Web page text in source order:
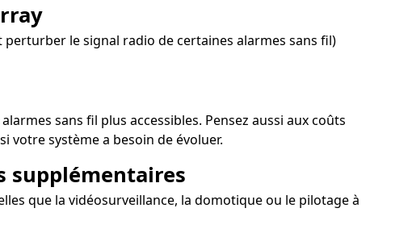
le signal radio de certaines alarmes sans fil)
sans fil plus accessibles. Pensez aussi aux coûts
votre système a besoin de évoluer.
supplémentaires
que la vidéosurveillance, la domotique ou le pilotage à